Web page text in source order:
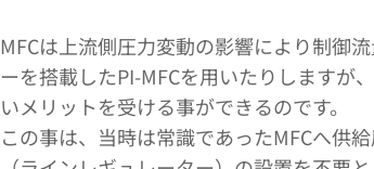
MFCは上流側圧力変動の影響により制御
ーを搭載したPI-MFCを用いたりしますが
いメリットを受ける事ができるのです。
この事は、当時は常識であったMFCへ供